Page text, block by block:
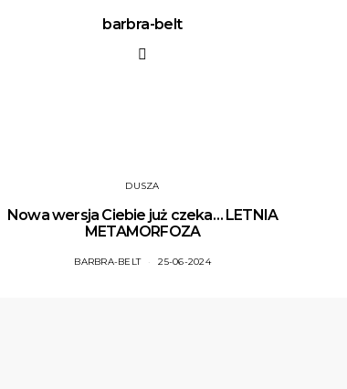
barbra-belt
DUSZA
Nowa wersja Ciebie już czeka… LETNIA
METAMORFOZA
BARBRA-BELT 25-06-2024